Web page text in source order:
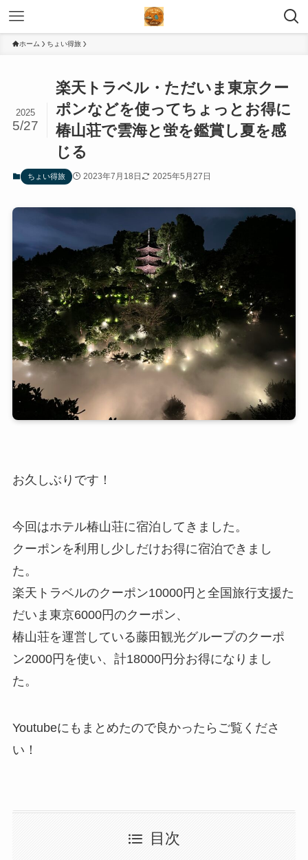
ホーム ちょい得旅
楽天トラベル・ただいま東京クー
ポンなどを使ってちょっとお得に
椿山荘で雲海と蛍を鑑賞し夏を感
じる
2025
5/27
ちょい得旅 2023年7月18日 2025年5月27日
お久しぶりです！
今回はホテル椿山荘に宿泊してきました。
クーポンを利用し少しだけお得に宿泊できまし
た。
楽天トラベルのクーポン10000円と全国旅行支援た
だいま東京6000円のクーポン、
椿山荘を運営している藤田観光グループのクーポ
ン2000円を使い、計18000円分お得になりまし
た。
Youtubeにもまとめたので良かったらご覧くださ
い！
目次